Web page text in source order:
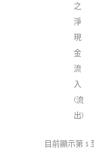
之
淨
現
金
流
入
(流
出)
目前顯示第 1